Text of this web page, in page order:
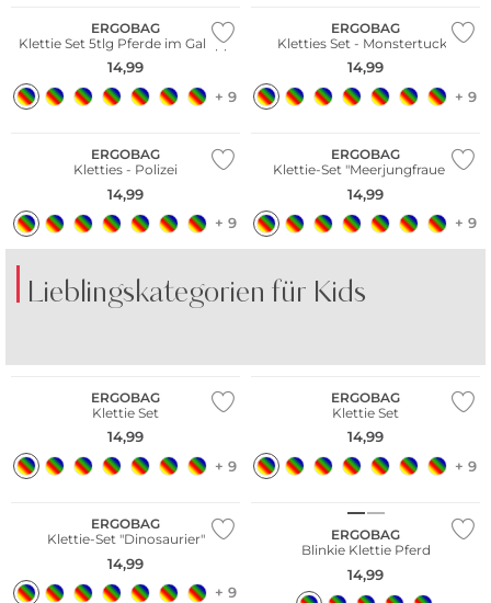
ERGOBAG
Klettie Set 5tlg Pferde im Galopp
14,99
+ 9
ERGOBAG
Kletties Set - Monstertucks
14,99
+ 9
Nachhaltig
ERGOBAG
Kletties - Polizei
14,99
+ 9
Nachhaltig
ERGOBAG
Klettie-Set "Meerjungfrauen"
14,99
+ 9
Lieblingskategorien für Kids
ERGOBAG
Klettie Set
14,99
+ 9
ERGOBAG
Klettie Set
14,99
+ 9
Nachhaltig
ERGOBAG
Klettie-Set "Dinosaurier"
14,99
+ 9
ERGOBAG
Blinkie Klettie Pferd
14,99